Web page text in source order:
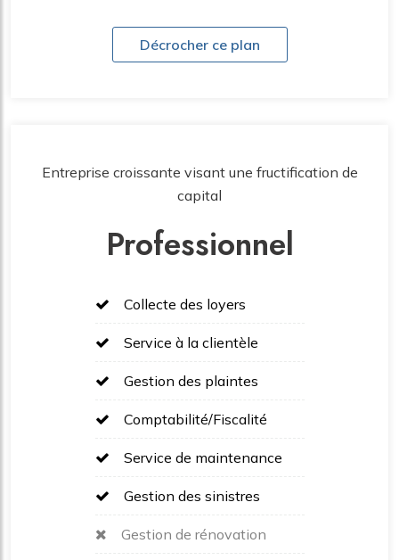
Décrocher ce plan
Entreprise croissante visant une fructification de
capital
Professionnel
Collecte des loyers
Service à la clientèle
Gestion des plaintes
Comptabilité/Fiscalité
Service de maintenance
Gestion des sinistres
Gestion de rénovation